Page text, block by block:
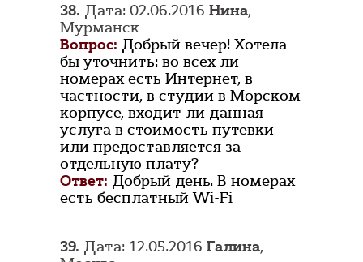
38. Дата: 02.06.2016 Нина,
Мурманск
Вопрос: Добрый вечер! Хотела
бы уточнить: во всех ли
номерах есть Интернет, в
частности, в студии в Морском
корпусе, входит ли данная
услуга в стоимость путевки
или предоставляется за
отдельную плату?
Ответ: Добрый день. В номерах
есть бесплатный Wi-Fi
39. Дата: 12.05.2016 Галина,